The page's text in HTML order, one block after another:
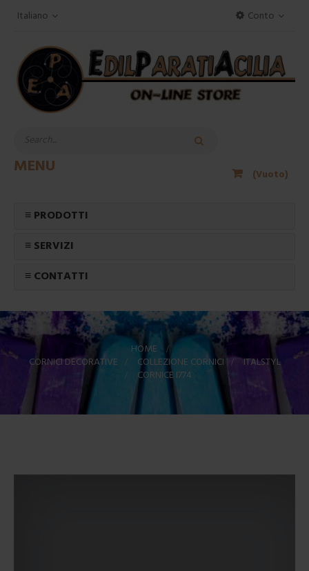
Conto
Italiano
(Vuoto)
MENU
≡ PRODOTTI
≡ SERVIZI
≡ CONTATTI
HOME
>
CORNICI DECORATIVE > COLLEZIONE CORNICI > ITALSTYL
>
CORNICE I774